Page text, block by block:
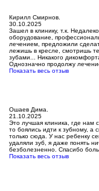
Кирилл Смирнов.
30.10.2025
Зашел в клинику, т.к.
оборудование,
лечением, предложили
лежишь в кресле, смотришь
зубами... Никакого
Однозначно продолжу
Показать весь отзыв
Ошаев Дима.
21.10.2025
Это лучшая клиника, где нам
то боялись идти к зубному,
только сюда. У нас ребенку
удаляли зуб, я даже понять
безболезненно. Спасибо
Показать весь отзыв